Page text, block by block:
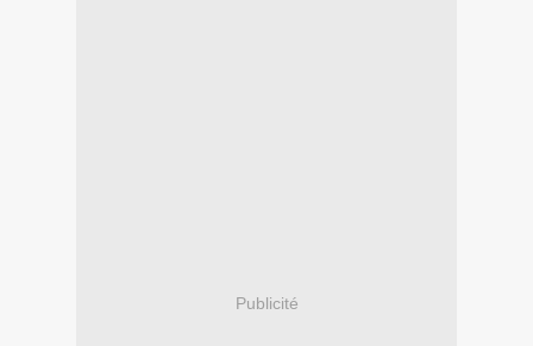
Publicité